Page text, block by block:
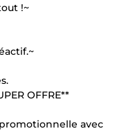
!~
OFFRE**
promotionnelle avec